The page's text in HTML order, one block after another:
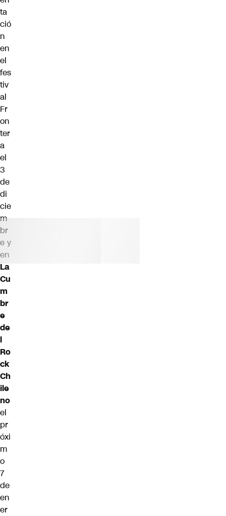
ta
ció
n
en
el
fes
tiv
al
Fr
on
ter
a
el
3
de
di
cie
m
br
e y
en
La
Cu
m
br
e
de
l
Ro
ck
Ch
ile
no
el
pr
óxi
m
o
7
de
en
er